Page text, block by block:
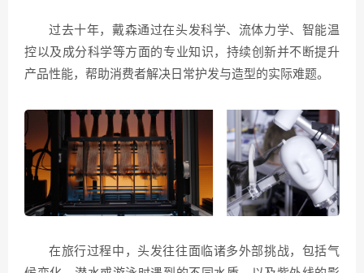
过去十年，戴森通过在头发科学、流体力学、智能温
控以及成分科学等方面的专业知识，持续创新并不断提升
产品性能，帮助消费者解决日常护发与造型的实际难题。
在旅行过程中，头发往往面临诸多外部挑战，包括气